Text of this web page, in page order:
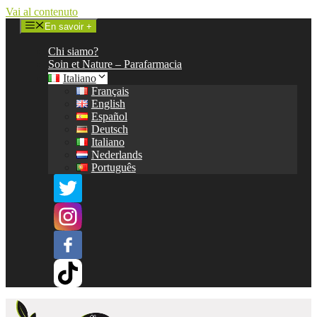
Vai al contenuto
En savoir +
Chi siamo?
Soin et Nature – Parafarmacia
Italiano
Français
English
Español
Deutsch
Italiano
Nederlands
Português